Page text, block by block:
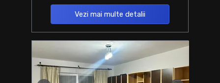
Vezi mai multe detalii